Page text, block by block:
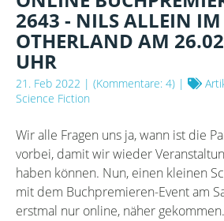
2643 - NILS ALLEIN IM
OTHERLAND AM
UHR
21. Feb 2022 | (Kommentare: 4) |
Science Fiction
Wir alle Fragen uns ja, wann ist die
vorbei, damit wir wieder
haben können. Nun, einen kleinen
mit dem Buchpremieren-Event am
erstmal nur online, näher gekommen.